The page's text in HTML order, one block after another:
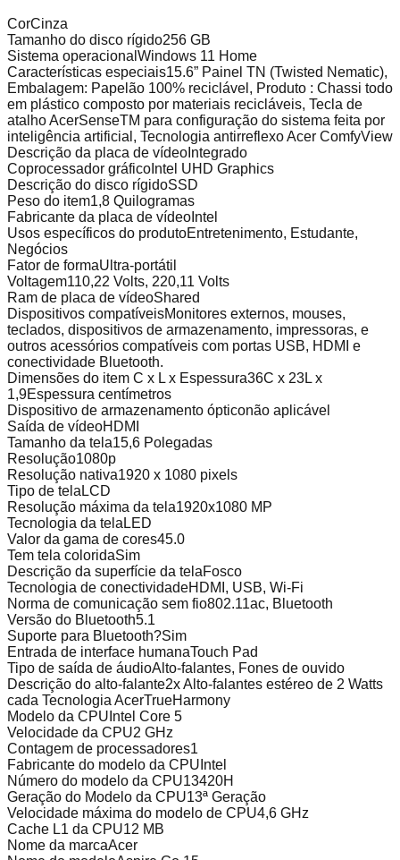
CorCinza
Tamanho do disco rígido256 GB
Sistema operacional Windows 11 Home
Características especiais15.6” Painel TN (Twisted Nematic),
Embalagem: Papelão 100% reciclável, Produto : Chassi todo
em plástico composto por materiais recicláveis, Tecla de
atalho AcerSenseTM para configuração do sistema feita por
inteligência artificial, Tecnologia antirreflexo Acer ComfyView
Descrição da placa de vídeo Integrado
Coprocessador gráfico Intel UHD Graphics
Descrição do disco rígidoSSD
Peso do item1,8 Quilogramas
Fabricante da placa de vídeo Intel
Usos específicos do produtoEntretenimento, Estudante,
Negócios
Fator de formaUltra-portátil
Voltagem110,22 Volts, 220,11 Volts
Ram de placa de vídeoShared
Dispositivos compatíveisMonitores externos, mouses,
teclados, dispositivos de armazenamento, impressoras, e
outros acessórios compatíveis com portas USB, HDMI e
conectividade Bluetooth.
Dimensões do item C x L x Espessura36C x 23L x
1,9Espessura centímetros
Dispositivo de armazenamento ópticonão aplicável
Saída de vídeoHDMI
Tamanho da tela15,6 Polegadas
Resolução1080p
Resolução nativa1920 x 1080 pixels
Tipo de tela LCD
Resolução máxima da tela1920x1080 MP
Tecnologia da tela LED
Valor da gama de cores45.0
Tem tela coloridaSim
Descrição da superfície da telaFosco
Tecnologia de conectividadeHDMI, USB, Wi-Fi
Norma de comunicação sem fio802.11ac, Bluetooth
Versão do Bluetooth5.1
Suporte para Bluetooth?Sim
Entrada de interface humanaTouch Pad
Tipo de saída de áudioAlto-falantes, Fones de ouvido
Descrição do alto-falante2x Alto-falantes estéreo de 2 Watts
cada Tecnologia AcerTrueHarmony
Modelo da CPU Intel Core 5
Velocidade da CPU2 GHz
Contagem de processadores1
Fabricante do modelo da CPU Intel
Número do modelo da CPU13420H
Geração do Modelo da CPU13ª Geração
Velocidade máxima do modelo de CPU4,6 GHz
Cache L1 da CPU12 MB
Nome da marcaAcer